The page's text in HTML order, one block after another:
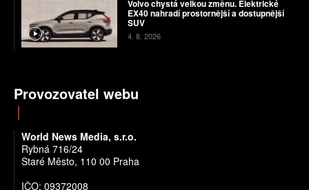
Volvo chystá velkou změnu. Elektrické
EX40 nahradí prostornější a dostupnější
SUV
4. 8. 2026
Provozovatel webu
World News Media, s.r.o.
Rybná 716/24
Staré Město, 110 00 Praha
IČO: 09372008